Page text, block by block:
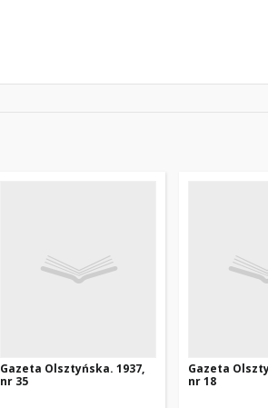
Gazeta Olsztyńska. 1937,
nr 35
Gazeta
nr 18